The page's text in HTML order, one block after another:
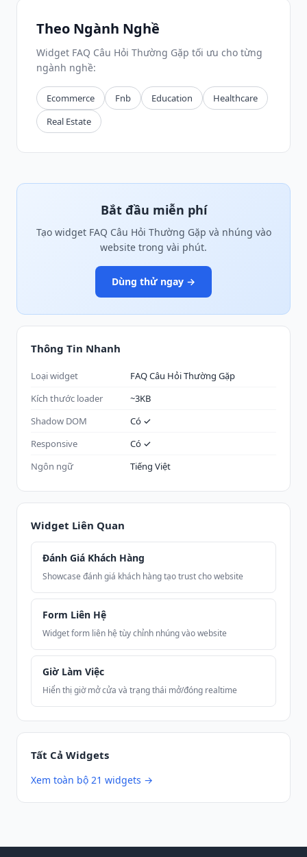
Theo Ngành Nghề
Widget FAQ Câu Hỏi Thường Gặp tối ưu cho từng
ngành nghề:
Ecommerce Fnb Education
Healthcare
Real Estate
Bắt đầu miễn phí
Tạo widget FAQ Câu Hỏi Thường Gặp và nhúng vào
website trong vài phút.
Dùng thử ngay →
Thông Tin Nhanh
Loại widget
FAQ Câu Hỏi Thường Gặp
Kích thước loader
~3KB
Shadow DOM
Có ✓
Responsive
Có ✓
Ngôn ngữ
Tiếng Việt
Widget Liên Quan
Đánh Giá Khách Hàng
Showcase đánh giá khách hàng tạo trust cho website
Form Liên Hệ
Widget form liên hệ tùy chỉnh nhúng vào website
Giờ Làm Việc
Hiển thị giờ mở cửa và trạng thái mở/đóng realtime
Tất Cả Widgets
Xem toàn bộ 21 widgets →